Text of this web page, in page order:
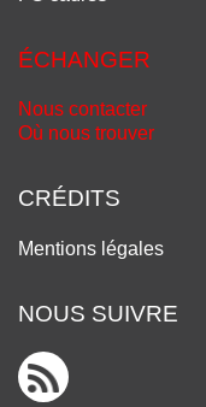
ÉCHANGER
Nous contacter
Où nous trouver
CRÉDITS
Mentions légales
NOUS SUIVRE